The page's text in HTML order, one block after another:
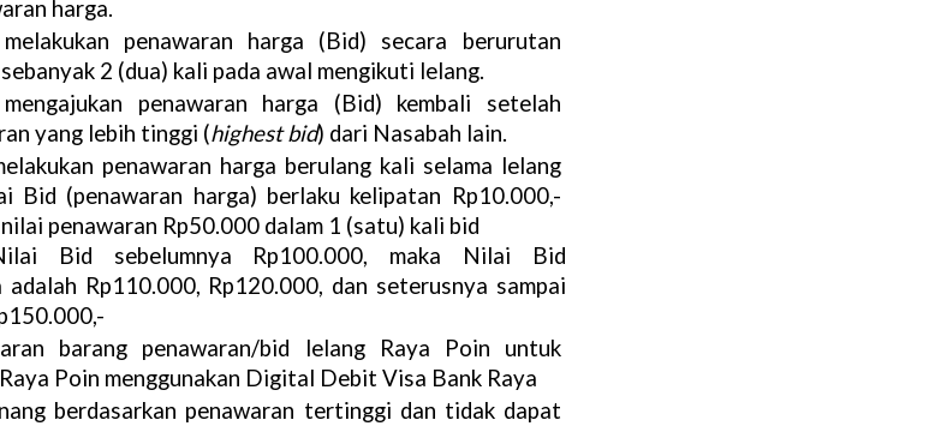
harga.
penawaran harga (Bid) secara berurutan
2 (dua) kali pada awal mengikuti lelang.
penawaran harga (Bid) kembali setelah
yang lebih tinggi (highest bid) dari Nasabah lain.
penawaran harga berulang kali selama lelang
Bid (penawaran harga) berlaku kelipatan Rp10.000,-
penawaran Rp50.000 dalam 1 (satu) kali bid
Bid sebelumnya Rp100.000, maka Nilai Bid
adalah Rp110.000, Rp120.000, dan seterusnya sampai
barang penawaran/bid lelang Raya Poin untuk
Poin menggunakan Digital Debit Visa Bank Raya
berdasarkan penawaran tertinggi dan tidak dapat